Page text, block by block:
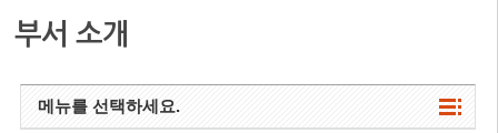
부서 소개
메뉴를 선택하세요.